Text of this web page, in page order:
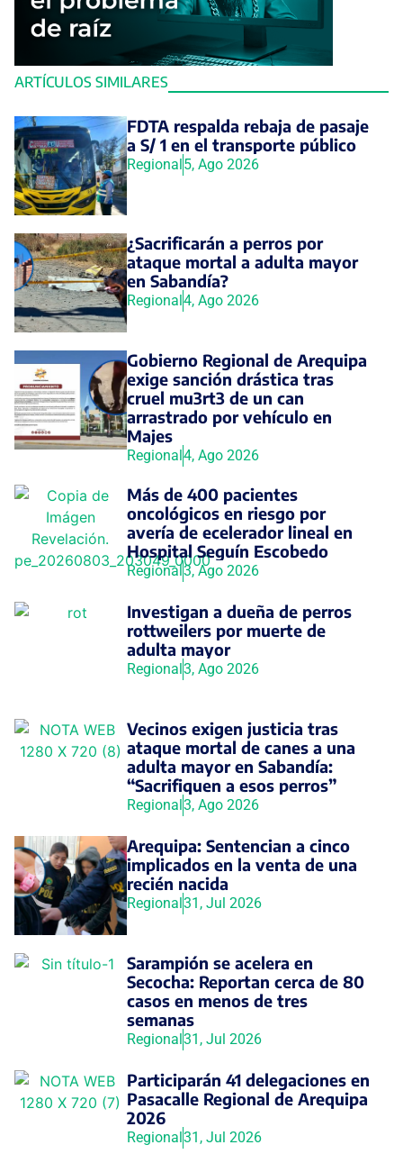
ARTÍCULOS SIMILARES
FDTA respalda rebaja de pasaje
a S/ 1 en el transporte público
Regional5, Ago 2026
¿Sacrificarán a perros por
ataque mortal a adulta mayor
en Sabandía?
Regional4, Ago 2026
Gobierno Regional de Arequipa
exige sanción drástica tras
cruel mu3rt3 de un can
arrastrado por vehículo en
Majes
Regional4, Ago 2026
Más de 400 pacientes
oncológicos en riesgo por
avería de ecelerador lineal en
Hospital Seguín Escobedo
Regional3, Ago 2026
Investigan a dueña de perros
rottweilers por muerte de
adulta mayor
Regional3, Ago 2026
Vecinos exigen justicia tras
ataque mortal de canes a una
adulta mayor en Sabandía:
“Sacrifiquen a esos perros”
Regional3, Ago 2026
Arequipa: Sentencian a cinco
implicados en la venta de una
recién nacida
Regional31, Jul 2026
Sarampión se acelera en
Secocha: Reportan cerca de 80
casos en menos de tres
semanas
Regional31, Jul 2026
Participarán 41 delegaciones en
Pasacalle Regional de Arequipa
2026
Regional31, Jul 2026